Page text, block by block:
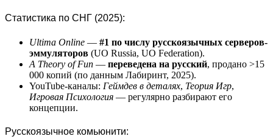
Статистика по СНГ (2025):
Ultima Online — #1 по числу русскоязычных серверов-
эммуляторов (UO Russia, UO Federation).
A Theory of Fun — переведена на русский, продано >15
000 копий (по данным Лабиринт, 2025).
YouTube-каналы: Геймдев в деталях, Теория Игр,
Игровая Психология — регулярно разбирают его
концепции.
Русскоязычное комьюнити: